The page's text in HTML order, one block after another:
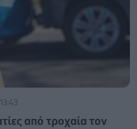
από τροχαία τον